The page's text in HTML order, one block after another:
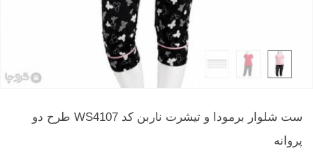
ست شلوار برمودا و تیشرت ناربن کد WS4107 طرح دو
پروانه